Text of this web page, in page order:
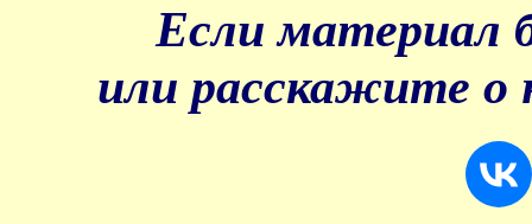
Если материал
или расскажите о